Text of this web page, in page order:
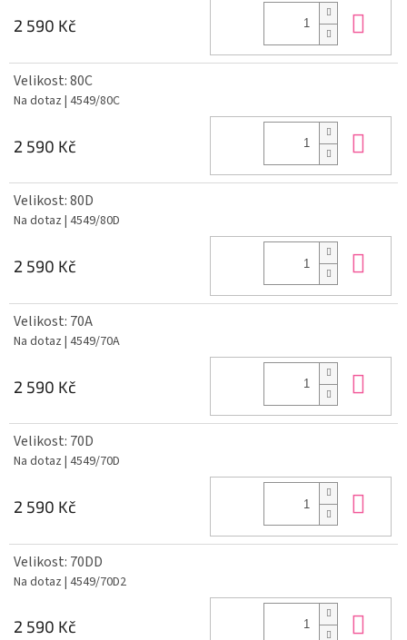
2 590 Kč
Velikost: 80C
Na dotaz | 4549/80C
2 590 Kč
Velikost: 80D
Na dotaz | 4549/80D
2 590 Kč
Velikost: 70A
Na dotaz | 4549/70A
2 590 Kč
Velikost: 70D
Na dotaz | 4549/70D
2 590 Kč
Velikost: 70DD
Na dotaz | 4549/70D2
2 590 Kč